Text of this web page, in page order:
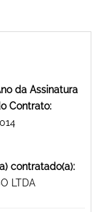
da Assinatura
Contrato:
contratado(a):
LTDA